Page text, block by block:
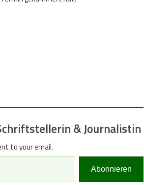
& Journalistin
to your email.
Abonnieren